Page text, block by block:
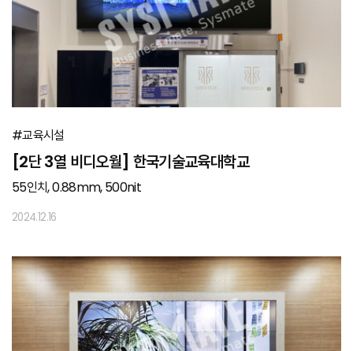
#교육시설
[2단 3열 비디오월] 한국기술교육대학교
55인치, 0.88mm, 500nit
2024.12.16